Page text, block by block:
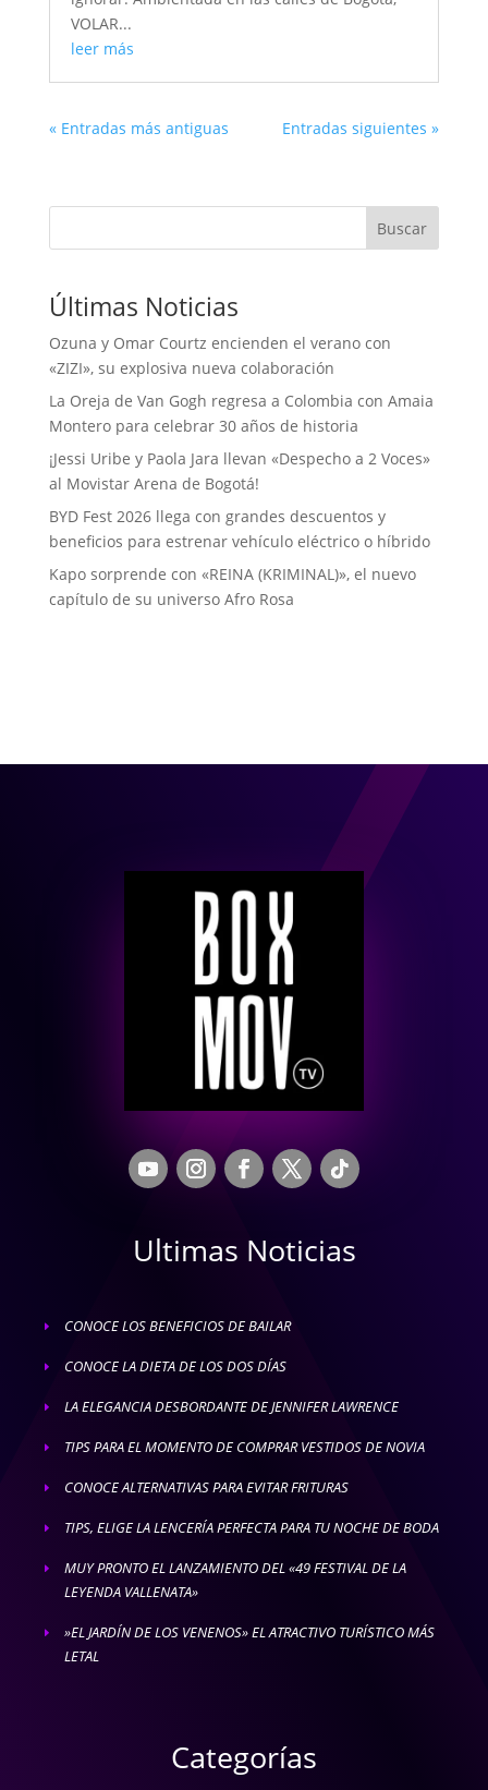
VOLAR...
leer más
« Entradas más antiguas Entradas siguientes »
Buscar
Últimas Noticias
Ozuna y Omar Courtz encienden el verano con
«ZIZI», su explosiva nueva colaboración
La Oreja de Van Gogh regresa a Colombia con Amaia
Montero para celebrar 30 años de historia
¡Jessi Uribe y Paola Jara llevan «Despecho a 2 Voces»
al Movistar Arena de Bogotá!
BYD Fest 2026 llega con grandes descuentos y
beneficios para estrenar vehículo eléctrico o híbrido
Kapo sorprende con «REINA (KRIMINAL)», el nuevo
capítulo de su universo Afro Rosa
Ultimas Noticias
E CONOCE LOS BENEFICIOS DE BAILAR
E CONOCE LA DIETA DE LOS DOS DÍAS
E LA ELEGANCIA DESBORDANTE DE JENNIFER LAWRENCE
E TIPS PARA EL MOMENTO DE COMPRAR VESTIDOS DE NOVIA
E CONOCE ALTERNATIVAS PARA EVITAR FRITURAS
E TIPS, ELIGE LA LENCERÍA PERFECTA PARA TU NOCHE DE BODA
E
MUY PRONTO EL LANZAMIENTO DEL «49 FESTIVAL DE LA
LEYENDA VALLENATA»
E
»EL JARDÍN DE LOS VENENOS» EL ATRACTIVO TURÍSTICO MÁS
LETAL
Categorías